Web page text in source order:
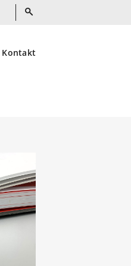
Kontakt